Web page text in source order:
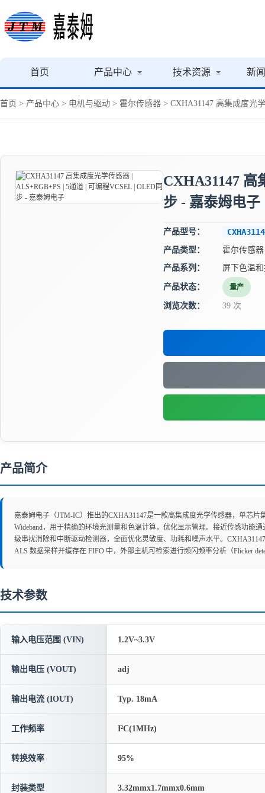
首页 产品中心 技术资源 新
首页 > 产品中心 > 电机与驱动 > 霍尔传感器 > CXHA31147 高集成度光
CXHA31147 高
步 - 嘉泰姆电子
产品型号：
产品类型：
霍尔传感器
产品系列：
屏下色温
产品状态： 量产
浏览次数： 39 次
产品简介
嘉泰姆电子（JTM-IC）推出的CXHA31147是一款高集成度光学传感器，单芯片
Wideband，用于精确的环境光测量和色温计算，优化显示管理。接近传感功能
级串扰消除和中断驱动检测器，全面优化灵敏度、功耗和噪声水平。
ALS 数据采样并缓存在 FIFO 中，外部主机可检索进行频闪频率分析（Flicker
技术参数
输入电压范围 (VIN) 1.2V~3.3V
输出电压 (VOUT) adj
输出电流 (IOUT) Typ. 18mA
工作频率 I²C(1MHz)
转换效率 95%
封装类型 3.32mmx1.7mmx0.6mm